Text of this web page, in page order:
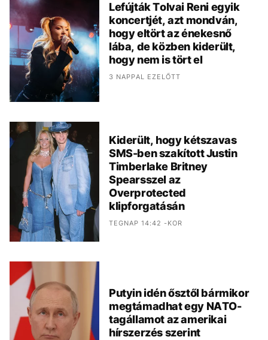
Lefújták Tolvai Reni egyik
koncertjét, azt mondván,
hogy eltört az énekesnő
lába, de közben kiderült,
hogy nem is tört el
3 NAPPAL EZELŐTT
Kiderült, hogy kétszavas
SMS-ben szakított Justin
Timberlake Britney
Spearsszel az
Overprotected
klipforgatásán
TEGNAP 14:42 -KOR
Putyin idén ősztől bármikor
megtámadhat egy NATO-
tagállamot az amerikai
hírszerzés szerint